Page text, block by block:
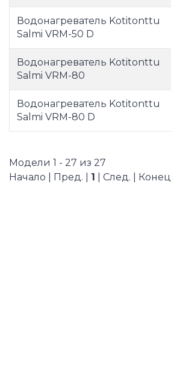
Водонагреватель Kotitonttu
Salmi VRM-50 D
Водонагреватель Kotitonttu
Salmi VRM-80
Водонагреватель Kotitonttu
Salmi VRM-80 D
Модели 1 - 27 из 27
Начало | Пред. | 1 | След. | Конец